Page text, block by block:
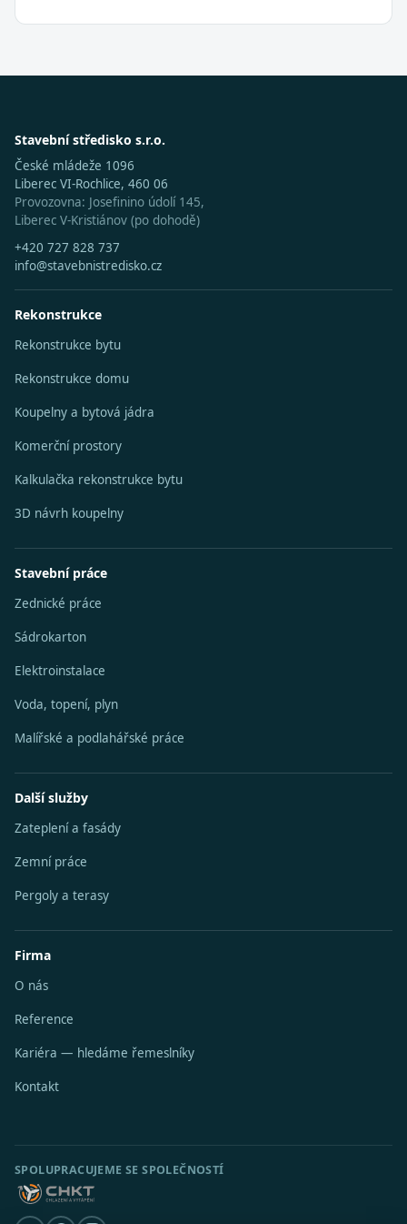
Stavební středisko s.r.o.
České mládeže 1096
Liberec VI-Rochlice, 460 06
Provozovna: Josefinino údolí 145,
Liberec V-Kristiánov (po dohodě)
+420 727 828 737
info@stavebnistredisko.cz
Rekonstrukce
Rekonstrukce bytu
Rekonstrukce domu
Koupelny a bytová jádra
Komerční prostory
Kalkulačka rekonstrukce bytu
3D návrh koupelny
Stavební práce
Zednické práce
Sádrokarton
Elektroinstalace
Voda, topení, plyn
Malířské a podlahářské práce
Další služby
Zateplení a fasády
Zemní práce
Pergoly a terasy
Firma
O nás
Reference
Kariéra — hledáme řemeslníky
Kontakt
SPOLUPRACUJEME SE SPOLEČNOSTÍ